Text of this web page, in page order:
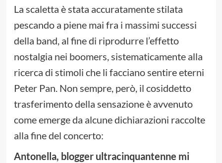
La scaletta è stata accuratamente stilata
pescando a piene mai fra i massimi successi
della band, al fine di riprodurre l’effetto
nostalgia nei boomers, sistematicamente alla
ricerca di stimoli che li facciano sentire eterni
Peter Pan. Non sempre, però, il cosiddetto
trasferimento della sensazione è avvenuto
come emerge da alcune dichiarazioni raccolte
alla fine del concerto:
Antonella, blogger ultracinquantenne mi